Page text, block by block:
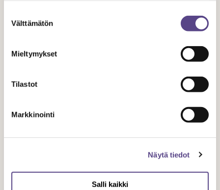
valinta
Välttämätön
Mieltymykset
Tilastot
Markkinointi
Näytä tiedot
Salli kaikki
TAPAHTUMAT
Etäkahvit Temen freelancereille 14.6.
hierarkiat